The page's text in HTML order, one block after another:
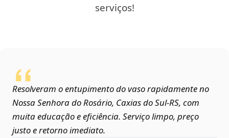
serviços!
Resolveram o entupimento do vaso rapidamente no
Nossa Senhora do Rosário, Caxias do Sul‑RS, com
muita educação e eficiência. Serviço limpo, preço
justo e retorno imediato.